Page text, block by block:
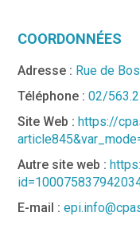
COORDONNÉES
Adresse : Rue de
Téléphone :02/
Site Web : https://
Autre site web :
E-mail :